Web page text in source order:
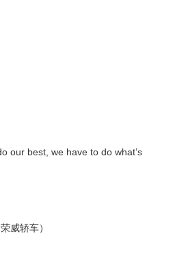
our best, we have to do what’s
威轿车）